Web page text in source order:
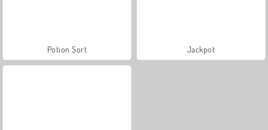
Potion Sort Jackpot